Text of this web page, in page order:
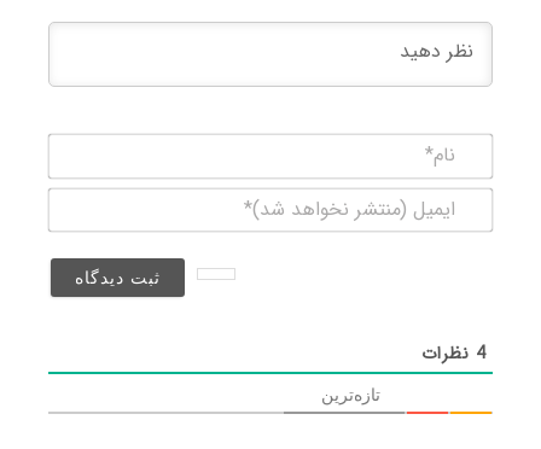
(منتشر
4 نظرات
تازه‌ترین